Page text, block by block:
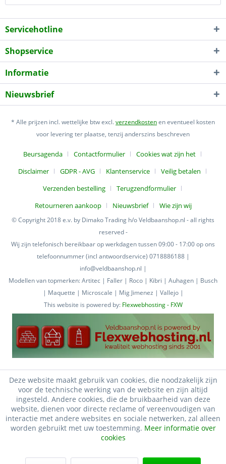
Servicehotline
Shopservice
Informatie
Nieuwsbrief
* Alle prijzen incl. wettelijke btw excl.verzendkostenen eventueel kosten
voor levering ter plaatse, tenzij anderszins beschreven
Beursagenda Contactformulier
Cookies wat zijn het
Disclaimer
GDPR - AVG Klantenservice
Veilig betalen
Verzenden bestelling
Terugzendformulier
Retourneren aankoop
Nieuwsbrief Wie zijn wij
© Copyright 2018 e.v. by Dimako Trading h/o Veldbaanshop.nl - all rights
reserved -
Wij zijn telefonisch bereikbaar op werkdagen tussen 09:00 - 17:00 op ons
telefoonnummer (incl antwoordservice) 0718886188 |
info@veldbaanshop.nl |
Modellen van topmerken: Artitec | Faller | Roco | Kibri | Auhagen | Busch
| Maquette | Microscale | Mig Jimenez | Vallejo |
This website is powered by: Flexwebhosting - FXW
Deze website maakt gebruik van cookies, die noodzakelijk zijn
voor de technische werking van de website en zijn altijd
ingesteld. Andere cookies, die de bruikbaarheid van deze
website, dienen voor directe reclame of vereenvoudigen van
interactie met andere websites en sociale netwerken, zal alleen
worden gebruikt met uw toestemming. Meer informatie over
cookies